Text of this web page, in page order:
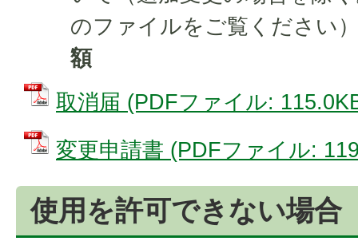
のファイルをご覧ください
額
取消届 (PDFファイル:
変更申請書 (PDFファイル:
使用を許可できない場合